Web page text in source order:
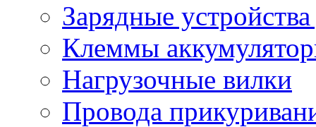
Зарядные
Клеммы
Нагрузочные вилки
Провода